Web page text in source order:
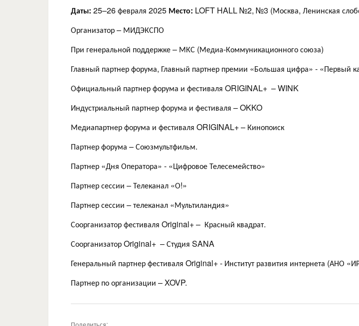
Даты: 25–26 февраля 2025 Место: LOFT HALL №2, №3 (Москва, Ленинская
Организатор – МИДЭКСПО
При генеральной поддержке – МКС (Медиа-Коммуникационного союза)
Главный партнер форума, Главный партнер премии «Большая цифра» - «Первый
Официальный партнер форума и фестиваля ORIGINAL+ – WINK
Индустриальный партнер форума и фестиваля – OKKO
Медиапартнер форума и фестиваля ORIGINAL+ – Кинопоиск
Партнер форума – Союзмультфильм.
Партнер «Дня Оператора» - «Цифровое Телесемейство»
Партнер сессии – Телеканал «О!»
Партнер сессии – телеканал «Мультиландия»
Соорганизатор фестиваля Original+ – Красный квадрат.
Соорганизатор Original+ – Студия SANA
Генеральный партнер фестиваля Original+ - Институт развития интернета (АНО
Партнер по организации – XOVP.
Поделиться: